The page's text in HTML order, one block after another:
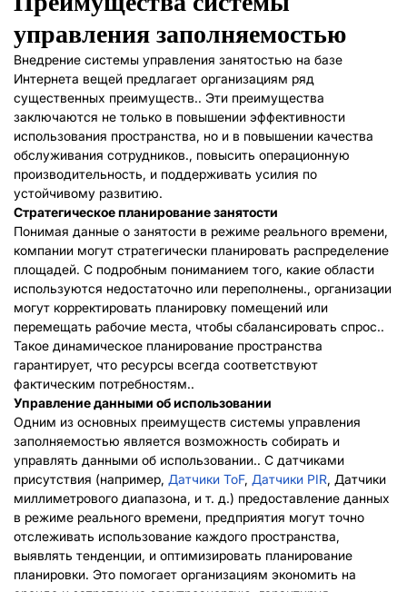
управления заполняемостью
Внедрение системы управления занятостью на базе
Интернета вещей предлагает организациям ряд
существенных преимуществ.. Эти преимущества
заключаются не только в повышении эффективности
использования пространства, но и в повышении качества
обслуживания сотрудников., повысить операционную
производительность, и поддерживать усилия по
устойчивому развитию.
Стратегическое планирование занятости
Понимая данные о занятости в режиме реального времени,
компании могут стратегически планировать распределение
площадей. С подробным пониманием того, какие области
используются недостаточно или переполнены., организации
могут корректировать планировку помещений или
перемещать рабочие места, чтобы сбалансировать спрос..
Такое динамическое планирование пространства
гарантирует, что ресурсы всегда соответствуют
фактическим потребностям..
Управление данными об использовании
Одним из основных преимуществ системы управления
заполняемостью является возможность собирать и
управлять данными об использовании.. С датчиками
присутствия (например, Датчики ToF, Датчики PIR, Датчики
миллиметрового диапазона, и т. д.) предоставление данных
в режиме реального времени, предприятия могут точно
отслеживать использование каждого пространства,
выявлять тенденции, и оптимизировать планирование
планировки. Это помогает организациям экономить на